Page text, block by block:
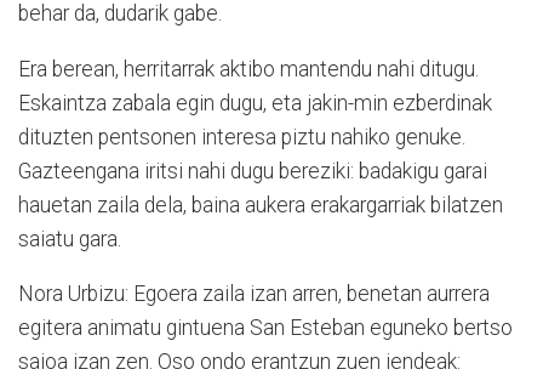
behar da, dudarik gabe.
Era berean, herritarrak aktibo mantendu nahi ditugu.
Eskaintza zabala egin dugu, eta jakin-min ezberdinak
dituzten pentsonen interesa piztu nahiko genuke.
Gazteengana iritsi nahi dugu bereziki: badakigu garai
hauetan zaila dela, baina aukera erakargarriak bilatzen
saiatu gara.
Nora Urbizu: Egoera zaila izan arren, benetan aurrera
egitera animatu gintuena San Esteban eguneko bertso
saioa izan zen. Oso ondo erantzun zuen jendeak: